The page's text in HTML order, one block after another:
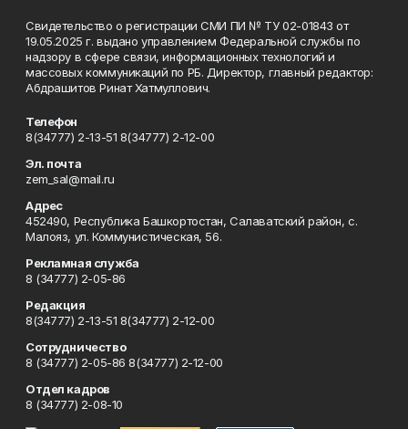
Свидетельство о регистрации СМИ ПИ № ТУ 02-01843 от
19.05.2025 г. выдано управлением Федеральной службы по
надзору в сфере связи, информационных технологий и
массовых коммуникаций по РБ. Директор, главный редактор:
Абдрашитов Ринат Хатмуллович.
Телефон
8(34777) 2-13-51 8(34777) 2-12-00
Эл. почта
zem_sal@mail.ru
Адрес
452490, Республика Башкортостан, Салаватский район, с.
Малояз, ул. Коммунистическая, 56.
Рекламная служба
8 (34777) 2-05-86
Редакция
8(34777) 2-13-51 8(34777) 2-12-00
Сотрудничество
8 (34777) 2-05-86 8(34777) 2-12-00
Отдел кадров
8 (34777) 2-08-10